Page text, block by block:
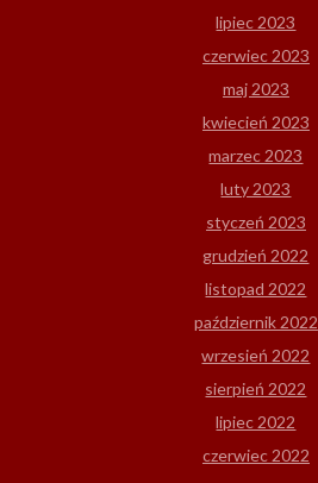
lipiec 2023
czerwiec 2023
maj 2023
kwiecień 2023
marzec 2023
luty 2023
styczeń 2023
grudzień 2022
listopad 2022
październik 2022
wrzesień 2022
sierpień 2022
lipiec 2022
czerwiec 2022